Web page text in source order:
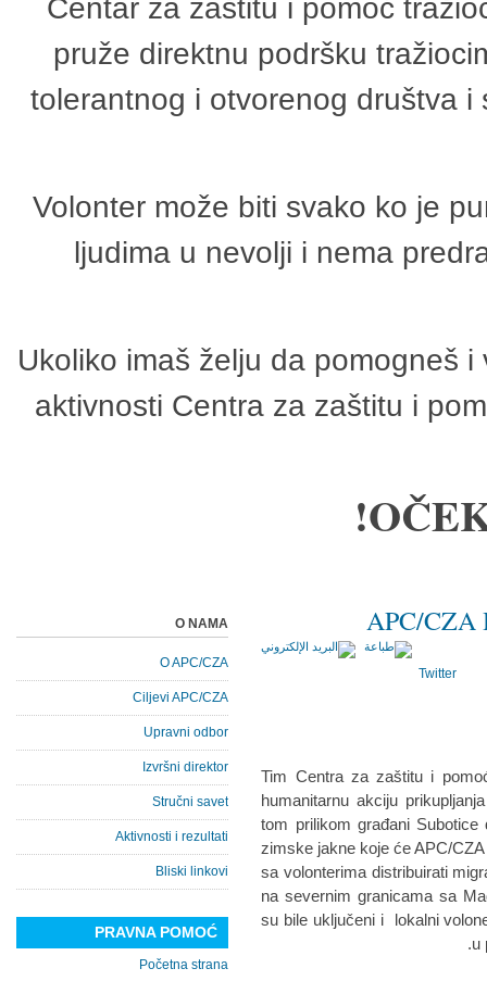
Centar za zaštitu i pomoć
pruže direktnu podršku
tolerantnog i otvorenog društva
Volonter može biti svako ko je
ljudima u nevolji i nema
Ukoliko imaš želju da pomogneš
aktivnosti Centra za zaštitu i
APC/CZA
Twitter
13.12.2017. Tim Centra za zaštitu
humanitarnu akciju
tom prilikom građani
zimske jakne koje će APC/
sa volonterima distribuirati
na severnim granicama sa
su bile uključeni i lokalni
u
O NAMA
O APC/CZA
Ciljevi APC/CZA
Upravni odbor
Izvršni direktor
Stručni savet
Aktivnosti i rezultati
Bliski linkovi
PRAVNA POMOĆ
Početna strana